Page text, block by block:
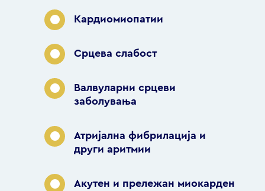
Кардиомиопатии
Срцева слабост
Валвуларни срцеви
заболувања
Атријална фибрилација и
други аритмии
Акутен и прележан миокарден